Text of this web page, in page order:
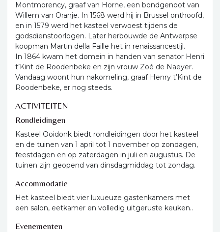
Montmorency, graaf van Horne, een bondgenoot van
Willem van Oranje. In 1568 werd hij in Brussel onthoofd,
en in 1579 werd het kasteel verwoest tijdens de
godsdienstoorlogen. Later herbouwde de Antwerpse
koopman Martin della Faille het in renaissancestijl.
In 1864 kwam het domein in handen van senator Henri
t’Kint de Roodenbeke en zijn vrouw Zoé de Naeyer.
Vandaag woont hun nakomeling, graaf Henry t’Kint de
Roodenbeke, er nog steeds.
ACTIVITEITEN
Rondleidingen
Kasteel Ooidonk biedt rondleidingen door het kasteel
en de tuinen van 1 april tot 1 november op zondagen,
feestdagen en op zaterdagen in juli en augustus. De
tuinen zijn geopend van dinsdagmiddag tot zondag.
Accommodatie
Het kasteel biedt vier luxueuze gastenkamers met
een salon, eetkamer en volledig uitgeruste keuken..
Evenementen